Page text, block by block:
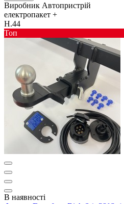
Виробник Автопристрій
електропакет +
Н.44
Toп
В наявності